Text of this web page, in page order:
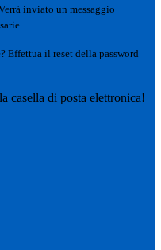
inviato un messaggio
Effettua il reset della password
casella di posta elettronica!